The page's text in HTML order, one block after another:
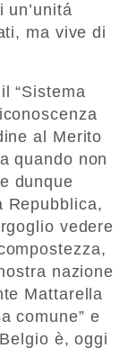
ma vive di
“Sistema
al Merito
quando non
dunque
Repubblica,
vedere
nazione
Mattarella
comune” e
è, oggi